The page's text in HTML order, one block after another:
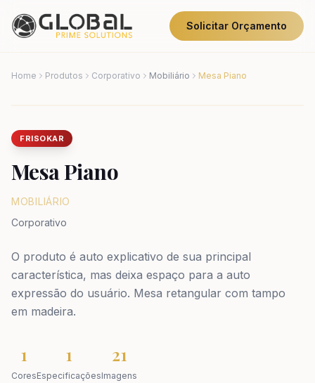
Solicitar Orçamento
Home Produtos Corporativo Mobiliário Mesa Piano
FRISOKAR
Mesa Piano
MOBILIÁRIO
Corporativo
O produto é auto explicativo de sua principal
característica, mas deixa espaço para a auto
expressão do usuário. Mesa retangular com tampo
em madeira.
1
Cores
1
Especificações
21
Imagens